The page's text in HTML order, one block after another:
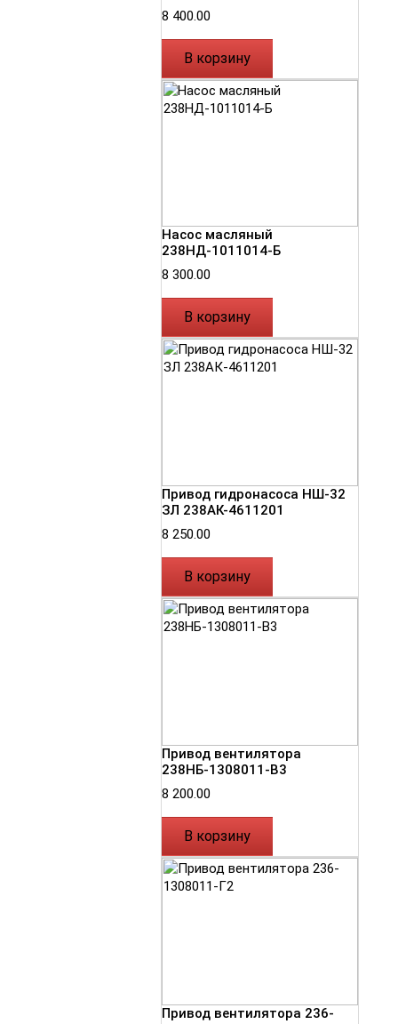
8 400.00
В корзину
Насос масляный
238НД-1011014-Б
8 300.00
В корзину
Привод гидронасоса НШ-32
ЗЛ 238АК-4611201
8 250.00
В корзину
Привод вентилятора
238НБ-1308011-В3
8 200.00
В корзину
Привод вентилятора 236-